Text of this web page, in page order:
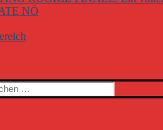
NÖ